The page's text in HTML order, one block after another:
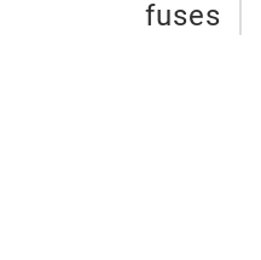
fuses